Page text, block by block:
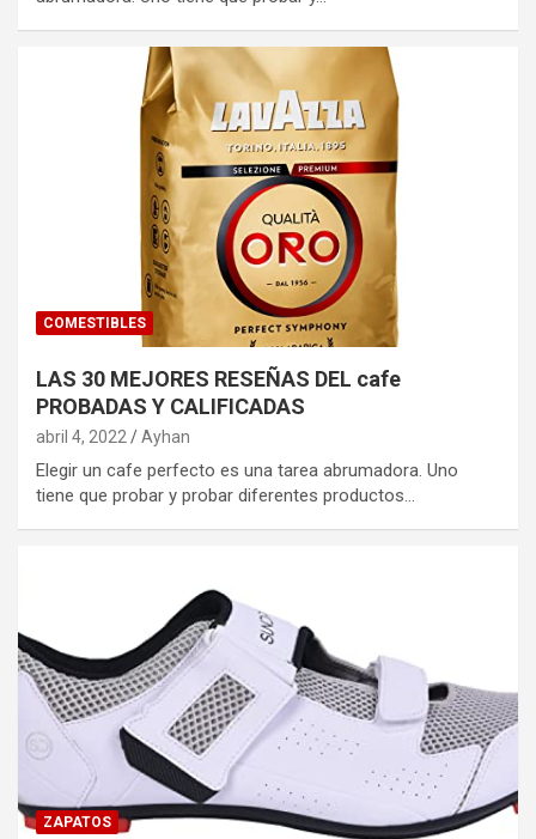
COMESTIBLES
LAS 30 MEJORES RESEÑAS DEL cafe
PROBADAS Y CALIFICADAS
abril 4, 2022 Ayhan
Elegir un cafe perfecto es una tarea abrumadora. Uno
tiene que probar y probar diferentes productos…
ZAPATOS